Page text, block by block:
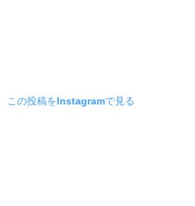
この投稿をInstagramで見る